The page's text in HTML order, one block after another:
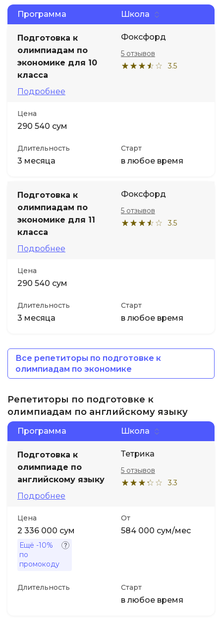
Программа Школа
Подготовка к
олимпиадам по
экономике для 10
класса
Подробнее
Фоксфорд
3.5
5 отзывов
Цена
290 540 сум
Длительность
3 месяца
Старт
в любое время
Подготовка к
олимпиадам по
экономике для 11
класса
Подробнее
Фоксфорд
3.5
5 отзывов
Цена
290 540 сум
Длительность
3 месяца
Старт
в любое время
Все репетиторы по подготовке к
олимпиадам по экономике
Репетиторы по подготовке к
олимпиадам по английскому языку
Программа Школа
Подготовка к
олимпиаде по
английскому языку
Подробнее
Тетрика
3.3
5 отзывов
Цена
2 336 000 сум
Ещё -10%
по
промокоду
От
584 000 сум/мес
Длительность Старт
в любое время